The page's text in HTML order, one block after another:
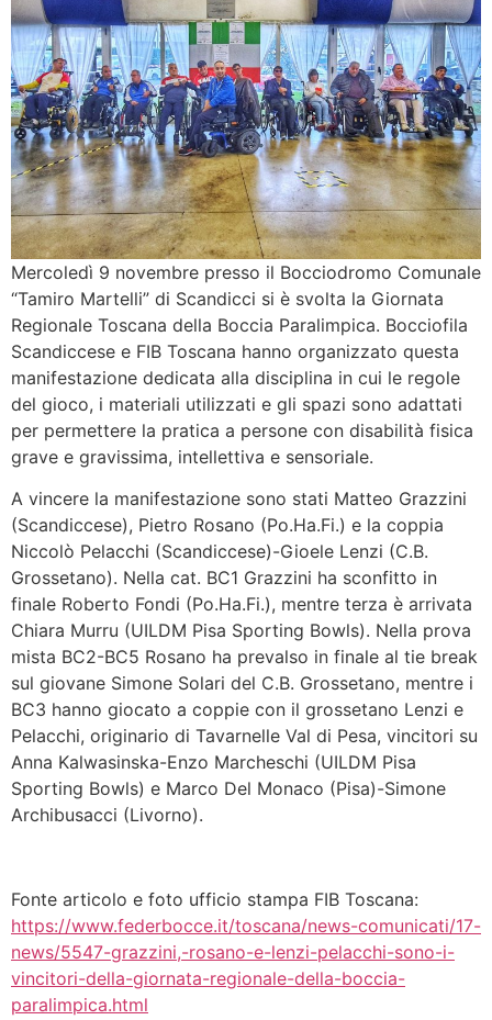
Mercoledì 9 novembre presso il Bocciodromo Comunale
“Tamiro Martelli” di Scandicci si è svolta la Giornata
Regionale Toscana della Boccia Paralimpica. Bocciofila
Scandiccese e FIB Toscana hanno organizzato questa
manifestazione dedicata alla disciplina in cui le regole
del gioco, i materiali utilizzati e gli spazi sono adattati
per permettere la pratica a persone con disabilità fisica
grave e gravissima, intellettiva e sensoriale.
A vincere la manifestazione sono stati Matteo Grazzini
(Scandiccese), Pietro Rosano (Po.Ha.Fi.) e la coppia
Niccolò Pelacchi (Scandiccese)-Gioele Lenzi (C.B.
Grossetano). Nella cat. BC1 Grazzini ha sconfitto in
finale Roberto Fondi (Po.Ha.Fi.), mentre terza è arrivata
Chiara Murru (UILDM Pisa Sporting Bowls). Nella prova
mista BC2-BC5 Rosano ha prevalso in finale al tie break
sul giovane Simone Solari del C.B. Grossetano, mentre i
BC3 hanno giocato a coppie con il grossetano Lenzi e
Pelacchi, originario di Tavarnelle Val di Pesa, vincitori su
Anna Kalwasinska-Enzo Marcheschi (UILDM Pisa
Sporting Bowls) e Marco Del Monaco (Pisa)-Simone
Archibusacci (Livorno).
Fonte articolo e foto ufficio stampa FIB Toscana:
https://www.federbocce.it/toscana/news-comunicati/17-
news/5547-grazzini,-rosano-e-lenzi-pelacchi-sono-i-
vincitori-della-giornata-regionale-della-boccia-
paralimpica.html